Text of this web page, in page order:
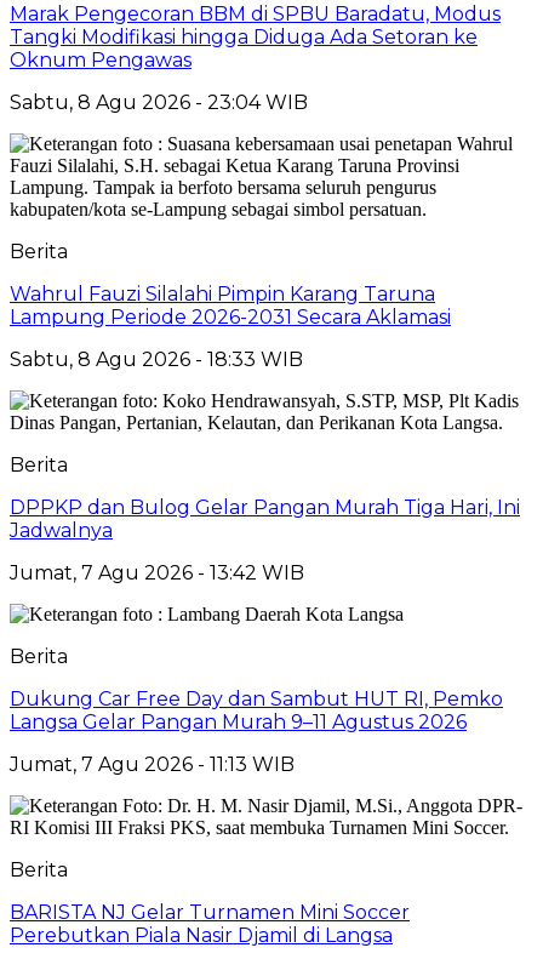
Marak Pengecoran BBM di SPBU Baradatu, Modus
Tangki Modifikasi hingga Diduga Ada Setoran ke
Oknum Pengawas
Sabtu, 8 Agu 2026 - 23:04 WIB
Berita
Wahrul Fauzi Silalahi Pimpin Karang Taruna
Lampung Periode 2026-2031 Secara Aklamasi
Sabtu, 8 Agu 2026 - 18:33 WIB
Berita
DPPKP dan Bulog Gelar Pangan Murah Tiga Hari, Ini
Jadwalnya
Jumat, 7 Agu 2026 - 13:42 WIB
Berita
Dukung Car Free Day dan Sambut HUT RI, Pemko
Langsa Gelar Pangan Murah 9–11 Agustus 2026
Jumat, 7 Agu 2026 - 11:13 WIB
Berita
BARISTA NJ Gelar Turnamen Mini Soccer
Perebutkan Piala Nasir Djamil di Langsa